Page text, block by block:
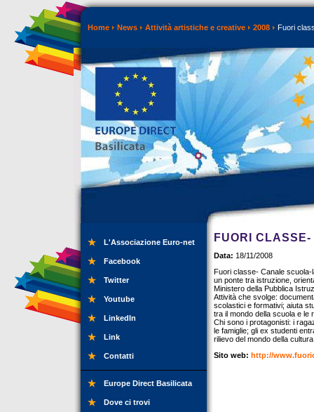
Home News Attività artistiche e creative 2008 Fuori
L'Associazione Euro-net
Facebook
Twitter
Youtube
LinkedIn
Link
Contatti
Europe Direct Basilicata
Dove ci trovi
FUORI
Data: 18/11/2008
Fuori classe- Canale scuola-
un ponte tra istruzione,
Ministero della Pubblica
Attività che svolge:
scolastici e formativi; aiuta
tra il mondo della scuola e le
Chi sono i protagonisti: i
le famiglie; gli ex studenti
rilievo del mondo della
Sito web: http://